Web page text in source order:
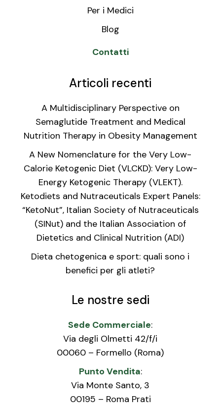
Per i Medici
Blog
Contatti
Articoli recenti
A Multidisciplinary Perspective on
Semaglutide Treatment and Medical
Nutrition Therapy in Obesity Management
A New Nomenclature for the Very Low-
Calorie Ketogenic Diet (VLCKD): Very Low-
Energy Ketogenic Therapy (VLEKT).
Ketodiets and Nutraceuticals Expert Panels:
“KetoNut”, Italian Society of Nutraceuticals
(SINut) and the Italian Association of
Dietetics and Clinical Nutrition (ADI)
Dieta chetogenica e sport: quali sono i
benefici per gli atleti?
Le nostre sedi
Sede Commerciale:
Via degli Olmetti 42/f/i
00060 – Formello (Roma)
Punto Vendita:
Via Monte Santo, 3
00195 – Roma Prati